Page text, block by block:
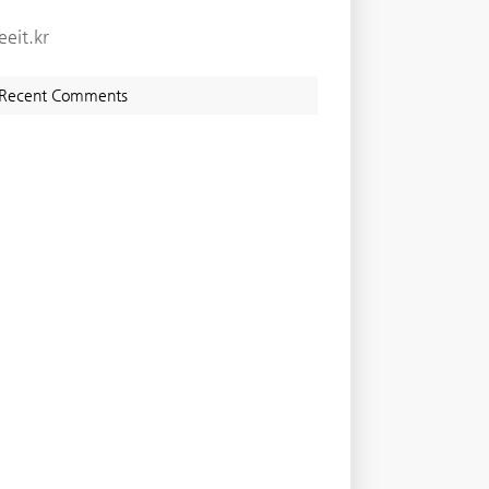
Recent Comments